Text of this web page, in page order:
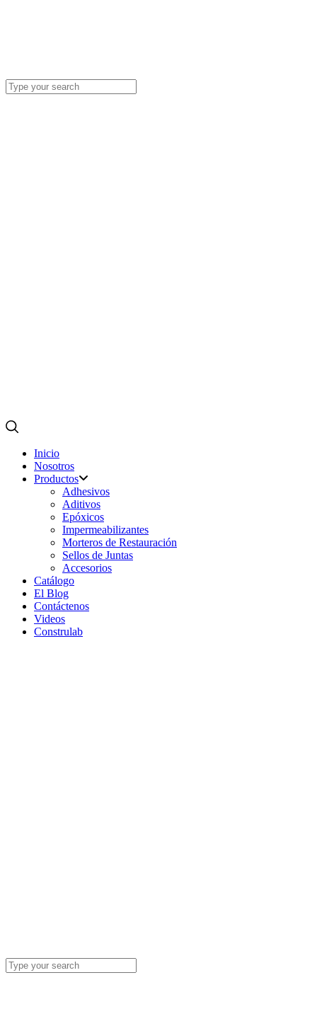
Inicio
Nosotros
Productos
Adhesivos
Aditivos
Epóxicos
Impermeabilizantes
Morteros de Restauración
Sellos de Juntas
Accesorios
Catálogo
El Blog
Contáctenos
Videos
Construlab